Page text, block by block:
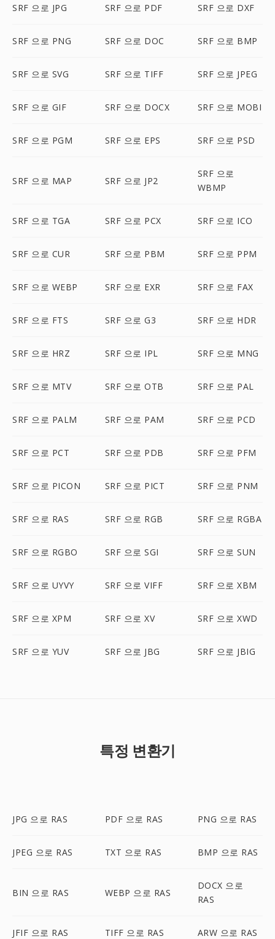
SRF 으로 JPG SRF 으로 PDF SRF 으로 DXF
SRF 으로 PNG SRF 으로 DOC SRF 으로 BMP
SRF 으로 SVG SRF 으로 TIFF SRF 으로 JPEG
SRF 으로 GIF SRF 으로 DOCX SRF 으로 MOBI
SRF 으로 PGM SRF 으로 EPS SRF 으로 PSD
SRF 으로 MAP SRF 으로 JP2
SRF 으로
WBMP
SRF 으로 TGA SRF 으로 PCX SRF 으로 ICO
SRF 으로 CUR SRF 으로 PBM SRF 으로 PPM
SRF 으로 WEBP SRF 으로 EXR SRF 으로 FAX
SRF 으로 FTS SRF 으로 G3 SRF 으로 HDR
SRF 으로 HRZ SRF 으로 IPL SRF 으로 MNG
SRF 으로 MTV SRF 으로 OTB SRF 으로 PAL
SRF 으로 PALM SRF 으로 PAM SRF 으로 PCD
SRF 으로 PCT SRF 으로 PDB SRF 으로 PFM
SRF 으로 PICON SRF 으로 PICT SRF 으로 PNM
SRF 으로 RAS SRF 으로 RGB SRF 으로 RGBA
SRF 으로 RGBO SRF 으로 SGI SRF 으로 SUN
SRF 으로 UYVY SRF 으로 VIFF SRF 으로 XBM
SRF 으로 XPM SRF 으로 XV SRF 으로 XWD
SRF 으로 YUV SRF 으로 JBG SRF 으로 JBIG
특정 변환기
JPG 으로 RAS PDF 으로 RAS PNG 으로 RAS
JPEG 으로 RAS TXT 으로 RAS BMP 으로 RAS
BIN 으로 RAS WEBP 으로 RAS
DOCX 으로
RAS
JFIF 으로 RAS TIFF 으로 RAS ARW 으로 RAS